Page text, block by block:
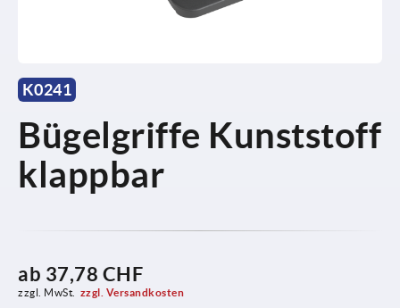
K0241
Bügelgriffe Kunststoff
klappbar
ab 37,78 CHF
zzgl. MwSt. zzgl. Versandkosten